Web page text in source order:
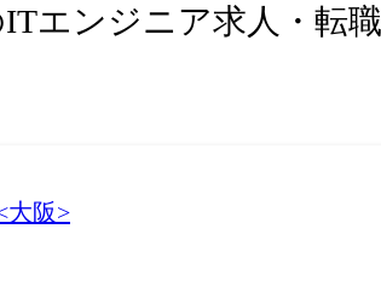
エンジニア求人・転
大阪>